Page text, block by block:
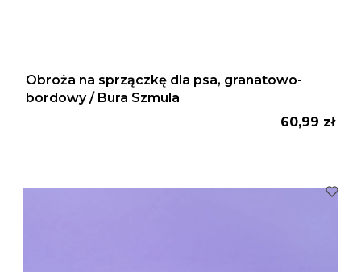
Obroża na sprzączkę dla psa, granatowo-
bordowy / Bura Szmula
Cena
60,99 zł